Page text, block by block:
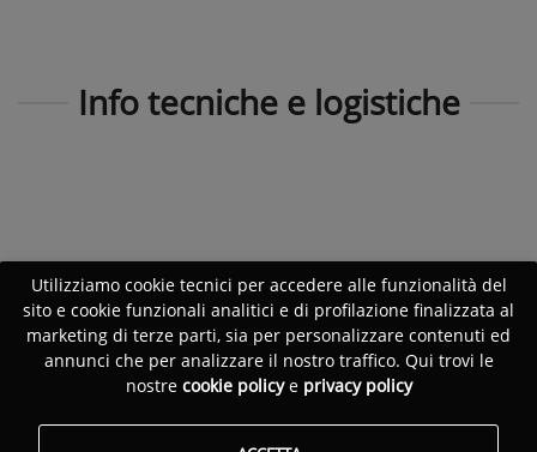
Info tecniche e logistiche
Utilizziamo cookie tecnici per accedere alle funzionalità del
sito e cookie funzionali analitici e di profilazione finalizzata al
marketing di terze parti, sia per personalizzare contenuti ed
annunci che per analizzare il nostro traffico. Qui trovi le
nostre cookie policye privacy policy